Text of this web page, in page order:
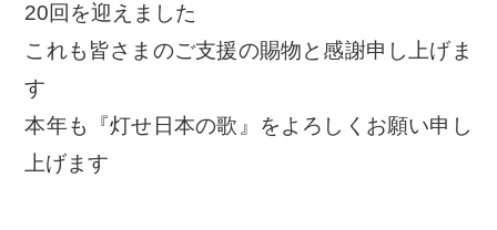
20回を迎えました
これも皆さまのご支援の賜物と感謝申し上げま
す
本年も『灯せ日本の歌』をよろしくお願い申し
上げます